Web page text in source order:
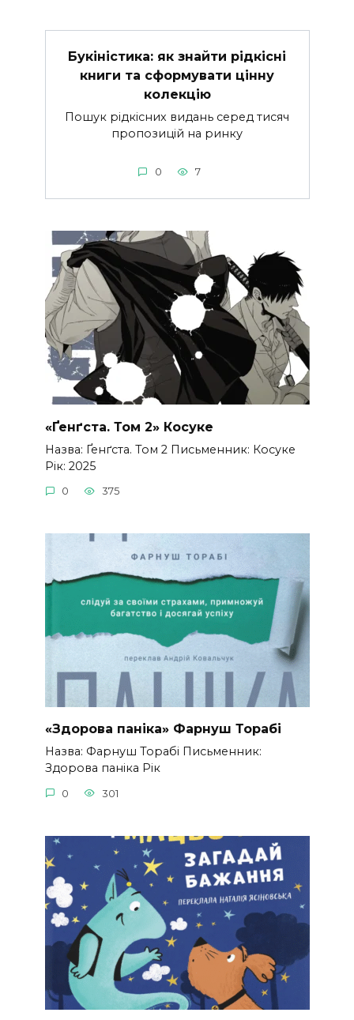
Букіністика: як знайти рідкісні
книги та сформувати цінну
колекцію
Пошук рідкісних видань серед тисяч
пропозицій на ринку
0 7
«Ґенґста. Том 2» Косуке
Назва: Ґенґста. Том 2 Письменник: Косуке
Рік: 2025
0 375
«Здорова паніка» Фарнуш Торабі
Назва: Фарнуш Торабі Письменник:
Здорова паніка Рік
0 301